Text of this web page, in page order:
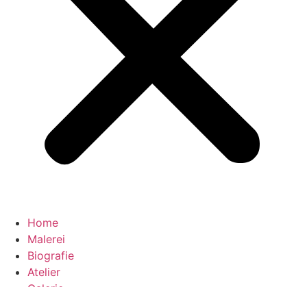
Home
Malerei
Biografie
Atelier